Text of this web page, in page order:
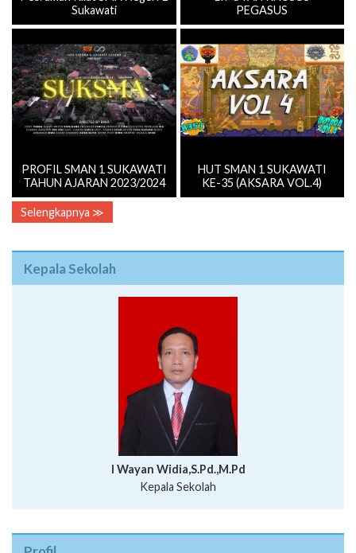
Sukawati
PEGASUS
PROFIL SMAN 1 SUKAWATI
TAHUN AJARAN 2023/2024
HUT SMAN 1 SUKAWATI
KE-35 (AKSARA VOL.4)
Selengkapnya ≫
Kepala Sekolah
I Wayan Widia,S.Pd.,M.Pd
Kepala Sekolah